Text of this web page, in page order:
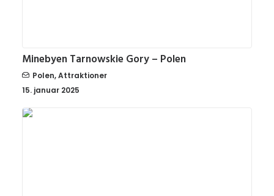
Minebyen Tarnowskie Gory – Polen
Polen,Attraktioner
15. januar 2025